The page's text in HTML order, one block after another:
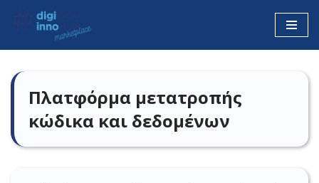
Μεταπηδήστε
περιεχόμενο
Πλατφόρμα μετατροπής
κώδικα και δεδομένων